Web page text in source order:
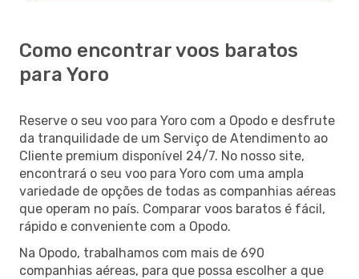
Como encontrar voos baratos
para Yoro
Reserve o seu voo para Yoro com a Opodo e desfrute
da tranquilidade de um Serviço de Atendimento ao
Cliente premium disponível 24/7. No nosso site,
encontrará o seu voo para Yoro com uma ampla
variedade de opções de todas as companhias aéreas
que operam no país. Comparar voos baratos é fácil,
rápido e conveniente com a Opodo.
Na Opodo, trabalhamos com mais de 690
companhias aéreas, para que possa escolher a que